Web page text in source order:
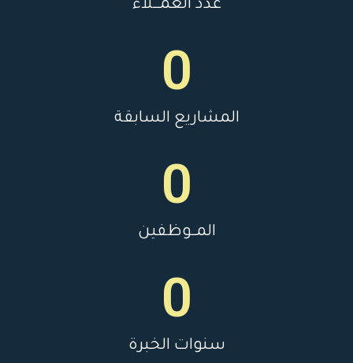
عدد العمـــلاء
المشاريع السابقة
0
المــوظفين
0
سنوات الخبرة
0